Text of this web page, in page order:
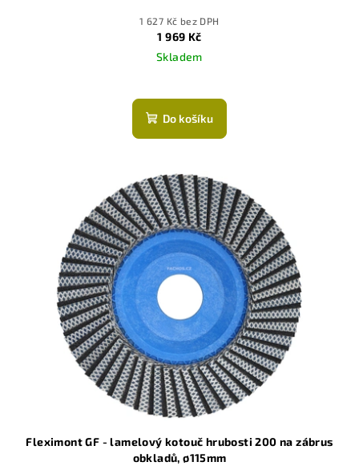
1 627 Kč bez DPH
1 969 Kč
Skladem
hodnocení
produktu
5
hvězdiček.
Do košíku
Fleximont GF - lamelový kotouč hrubosti 200 na zábrus
obkladů, ø115mm